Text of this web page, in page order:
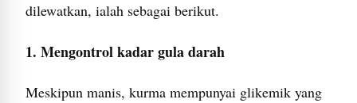
dilewatkan, ialah sebagai berikut.
1. Mengontrol kadar gula darah
Meskipun manis, kurma mempunyai glikemik yang